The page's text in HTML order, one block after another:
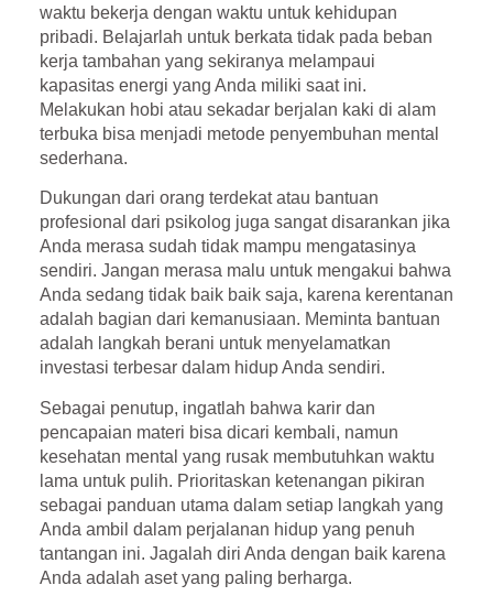
waktu bekerja dengan waktu untuk kehidupan
pribadi. Belajarlah untuk berkata tidak pada beban
kerja tambahan yang sekiranya melampaui
kapasitas energi yang Anda miliki saat ini.
Melakukan hobi atau sekadar berjalan kaki di alam
terbuka bisa menjadi metode penyembuhan mental
sederhana.
Dukungan dari orang terdekat atau bantuan
profesional dari psikolog juga sangat disarankan jika
Anda merasa sudah tidak mampu mengatasinya
sendiri. Jangan merasa malu untuk mengakui bahwa
Anda sedang tidak baik baik saja, karena kerentanan
adalah bagian dari kemanusiaan. Meminta bantuan
adalah langkah berani untuk menyelamatkan
investasi terbesar dalam hidup Anda sendiri.
Sebagai penutup, ingatlah bahwa karir dan
pencapaian materi bisa dicari kembali, namun
kesehatan mental yang rusak membutuhkan waktu
lama untuk pulih. Prioritaskan ketenangan pikiran
sebagai panduan utama dalam setiap langkah yang
Anda ambil dalam perjalanan hidup yang penuh
tantangan ini. Jagalah diri Anda dengan baik karena
Anda adalah aset yang paling berharga.